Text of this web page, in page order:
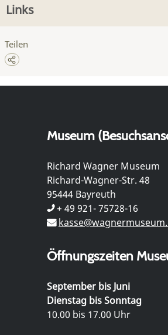
Links
Teilen
Museum
Richard Wagner Museum
Richard-Wagner-Str. 48
95444 Bayreuth
+ 49 921- 75728-16
Öffnungszeiten
September bis Juni
Dienstag bis Sonntag
10.00 bis 17.00 Uhr